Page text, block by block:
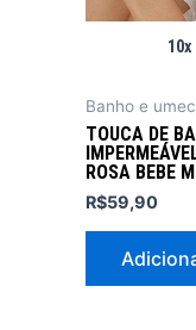
Banho e
TOUCA DE
ROSA BEBE M
R$59,90